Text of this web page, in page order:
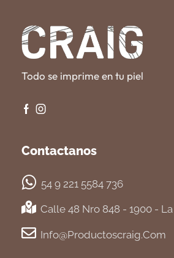
Todo se imprime en tu piel
Contactanos
54 9 221 5584 736
Calle 48 Nro 848 - 1900 -
Info@productoscraig.com